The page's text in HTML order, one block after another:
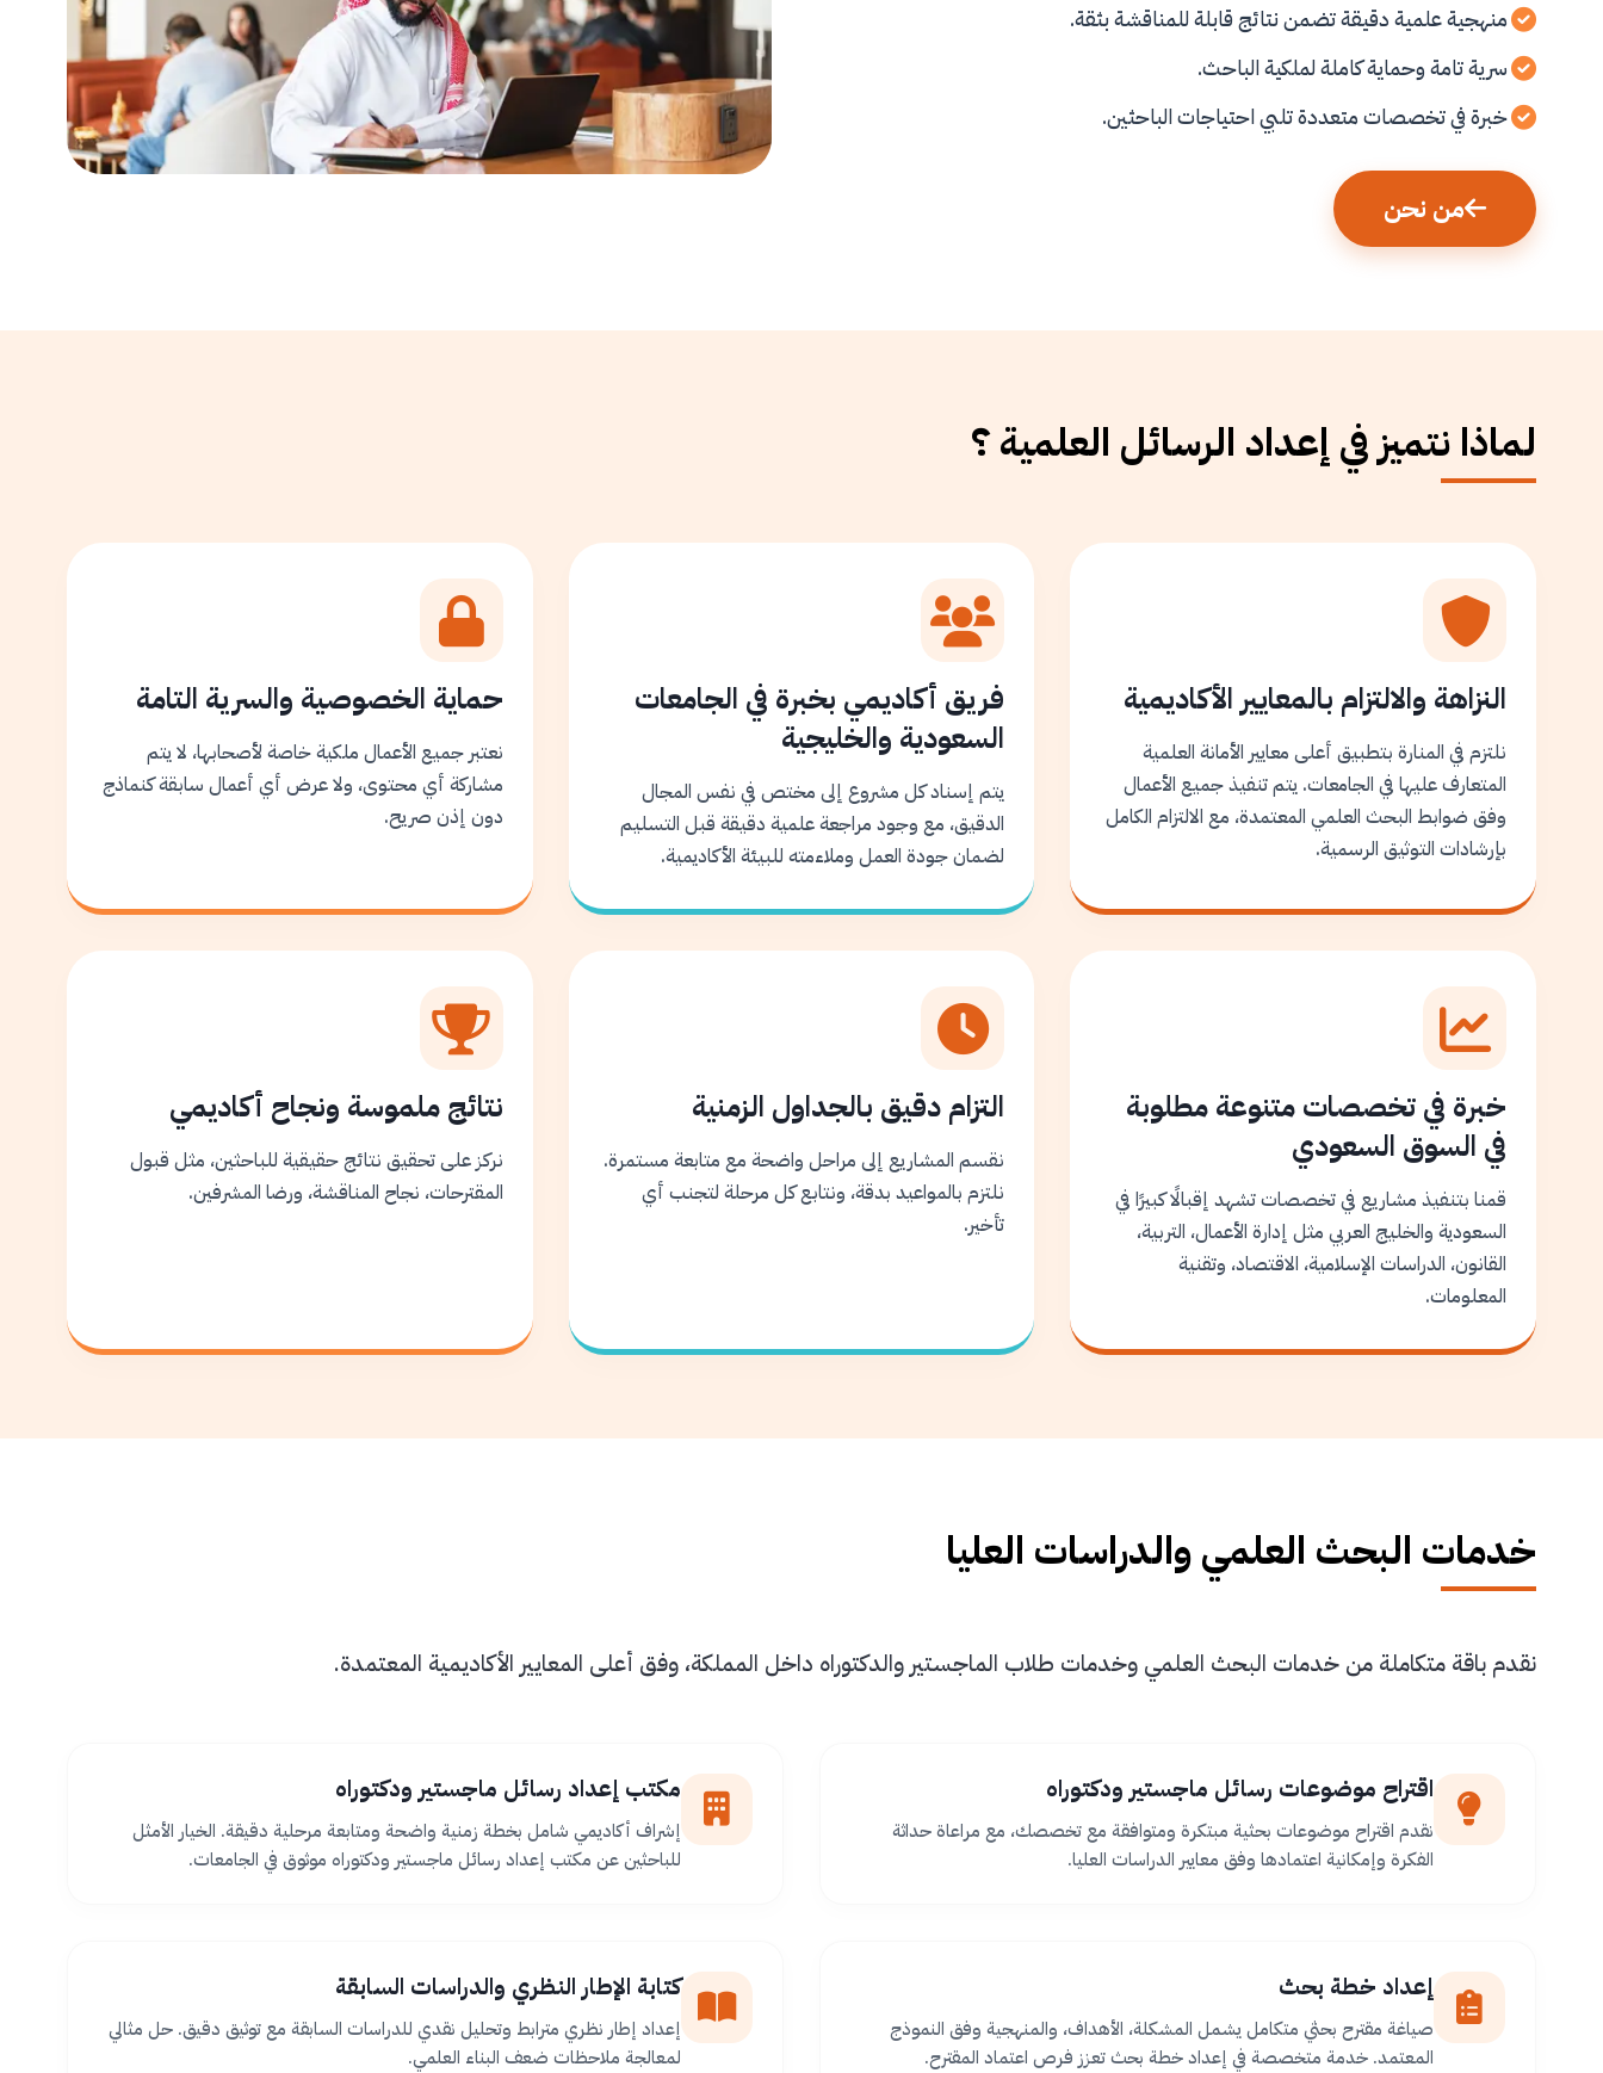
منهجية علمية دقيقة تضمن نتائج قابلة للمناقشة بثقة.
سرية تامة وحماية كاملة لملكية الباحث.
خبرة في تخصصات متعددة تلبي احتياجات الباحثين.
من نحن
لماذا نتميز في إعداد الرسائل العلمية ؟
النزاهة والالتزام بالمعايير الأكاديمية
نلتزم في المنارة بتطبيق أعلى معايير الأمانة العلمية
المتعارف عليها في الجامعات. يتم تنفيذ جميع الأعمال
وفق ضوابط البحث العلمي المعتمدة، مع الالتزام الكامل
بإرشادات التوثيق الرسمية.
فريق أكاديمي بخبرة في الجامعات
السعودية والخليجية
يتم إسناد كل مشروع إلى مختص في نفس المجال
الدقيق، مع وجود مراجعة علمية دقيقة قبل التسليم
لضمان جودة العمل وملاءمته للبيئة الأكاديمية.
حماية الخصوصية والسرية التامة
نعتبر جميع الأعمال ملكية خاصة لأصحابها، لا يتم
مشاركة أي محتوى، ولا عرض أي أعمال سابقة كنماذج
دون إذن صريح.
خبرة في تخصصات متنوعة مطلوبة
في السوق السعودي
قمنا بتنفيذ مشاريع في تخصصات تشهد إقبالًا كبيرًا في
السعودية والخليج العربي مثل إدارة الأعمال، التربية،
القانون، الدراسات الإسلامية، الاقتصاد، وتقنية
المعلومات.
التزام دقيق بالجداول الزمنية
نقسم المشاريع إلى مراحل واضحة مع متابعة مستمرة.
نلتزم بالمواعيد بدقة، ونتابع كل مرحلة لتجنب أي
تأخير.
نتائج ملموسة ونجاح أكاديمي
نركز على تحقيق نتائج حقيقية للباحثين، مثل قبول
المقترحات، نجاح المناقشة، ورضا المشرفين.
خدمات البحث العلمي والدراسات العليا
نقدم باقة متكاملة من خدمات البحث العلمي وخدمات طلاب الماجستير والدكتوراه داخل المملكة، وفق أعلى المعايير الأكاديمية المعتمدة.
اقتراح موضوعات رسائل ماجستير ودكتوراه
نقدم اقتراح موضوعات بحثية مبتكرة ومتوافقة مع تخصصك، مع مراعاة حداثة
الفكرة وإمكانية اعتمادها وفق معايير الدراسات العليا.
مكتب إعداد رسائل ماجستير ودكتوراه
إشراف أكاديمي شامل بخطة زمنية واضحة ومتابعة مرحلية دقيقة. الخيار الأمثل
للباحثين عن مكتب إعداد رسائل ماجستير ودكتوراه موثوق في الجامعات.
إعداد خطة بحث
صياغة مقترح بحثي متكامل يشمل المشكلة، الأهداف، والمنهجية وفق النموذج
المعتمد. خدمة متخصصة في إعداد خطة بحث تعزز فرص اعتماد المقترح.
كتابة الإطار النظري والدراسات السابقة
إعداد إطار نظري مترابط وتحليل نقدي للدراسات السابقة مع توثيق دقيق. حل مثالي
لمعالجة ملاحظات ضعف البناء العلمي.